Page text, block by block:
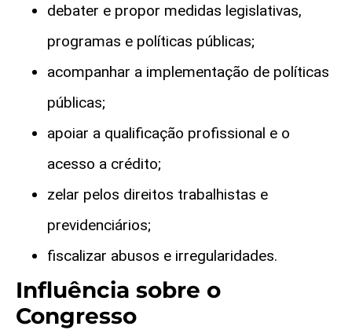
debater e propor medidas legislativas,
programas e políticas públicas;
acompanhar a implementação de políticas
públicas;
apoiar a qualificação profissional e o
acesso a crédito;
zelar pelos direitos trabalhistas e
previdenciários;
fiscalizar abusos e irregularidades.
Influência sobre o
Congresso